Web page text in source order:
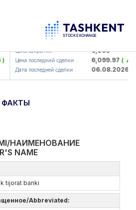
UZMK (<O'zmetkombinat> AJ)
Цена закрытия : 6,099
Цена последний сделки : 6,099.97( ▲
Дата последней сделки : 06.08.2026
ФАКТЫ
НАИМЕНОВАНИЕ
NAME
tijorat banki
Abbreviated: